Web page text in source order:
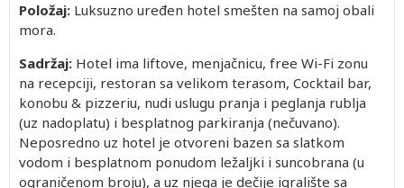
Položaj: Luksuzno uređen hotel smešten na samoj obali
mora.
Sadržaj: Hotel ima liftove, menjačnicu, free Wi-Fi zonu
na recepciji, restoran sa velikom terasom, Cocktail bar,
konobu & pizzeriu, nudi uslugu pranja i peglanja rublja
(uz nadoplatu) i besplatnog parkiranja (nečuvano).
Neposredno uz hotel je otvoreni bazen sa slatkom
vodom i besplatnom ponudom ležaljki i suncobrana (u
ograničenom broju), a uz njega je dečije igralište sa